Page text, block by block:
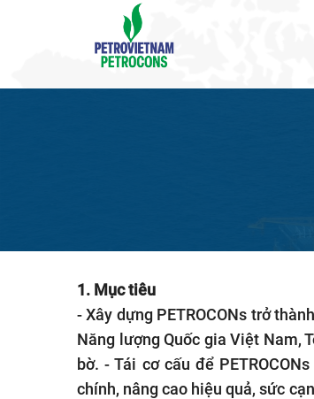
1. Mục tiêu
- Xây dựng PETROCONs trở
Năng lượng Quốc gia Việt Nam,
bờ.- Tái cơ cấu để
chính, nâng cao hiệu quả, sức